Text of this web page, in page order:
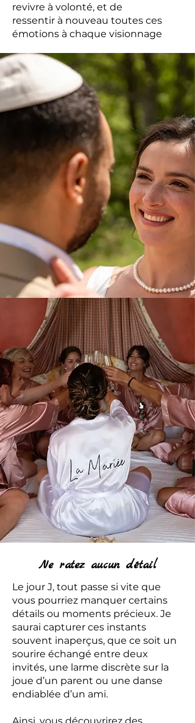
revivre à volonté, et de
ressentir à nouveau toutes ces
émotions à chaque visionnage
Ne ratez aucun détail
Le jour J, tout passe si vite que
vous pourriez manquer certains
détails ou moments précieux. Je
saurai capturer ces instants
souvent inaperçus, que ce soit un
sourire échangé entre deux
invités, une larme discrète sur la
joue d’un parent ou une danse
endiablée d’un ami.